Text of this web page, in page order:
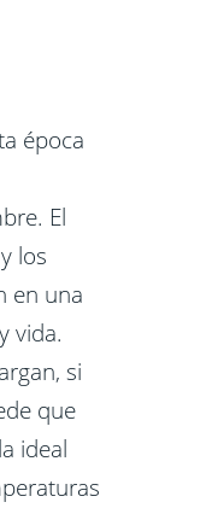
época
El
los
en una
vida.
si
que
ideal